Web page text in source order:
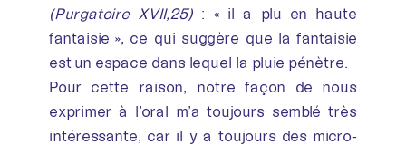
(Purgatoire XVII,25) : « il a plu en haute
fantaisie », ce qui suggère que la fantaisie
est un espace dans lequel la pluie pénètre.
Pour cette raison, notre façon de nous
exprimer à l’oral m’a toujours semblé très
intéressante, car il y a toujours des micro-